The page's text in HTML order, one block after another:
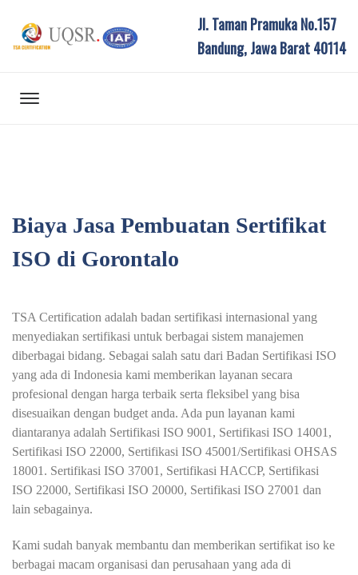
Jl. Taman Pramuka No.157
Bandung, Jawa Barat 40114
Biaya Jasa Pembuatan Sertifikat
ISO di Gorontalo
TSA Certification adalah badan sertifikasi internasional yang
menyediakan sertifikasi untuk berbagai sistem manajemen
diberbagai bidang. Sebagai salah satu dari Badan Sertifikasi ISO
yang ada di Indonesia kami memberikan layanan secara
profesional dengan harga terbaik serta fleksibel yang bisa
disesuaikan dengan budget anda. Ada pun layanan kami
diantaranya adalah Sertifikasi ISO 9001, Sertifikasi ISO 14001,
Sertifikasi ISO 22000, Sertifikasi ISO 45001/Sertifikasi OHSAS
18001. Sertifikasi ISO 37001, Sertifikasi HACCP, Sertifikasi
ISO 22000, Sertifikasi ISO 20000, Sertifikasi ISO 27001 dan
lain sebagainya.
Kami sudah banyak membantu dan memberikan sertifikat iso ke
berbagai macam organisasi dan perusahaan yang ada di